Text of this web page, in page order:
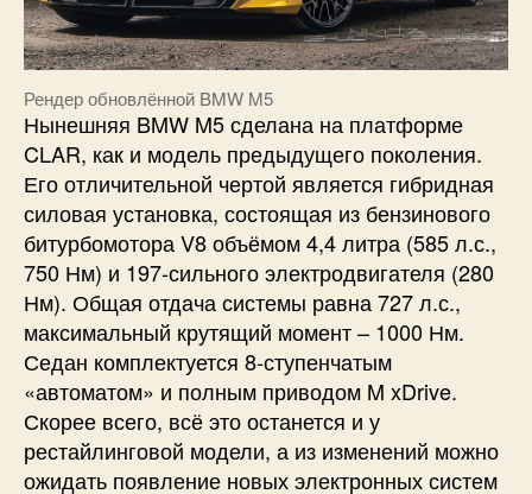
Рендер обновлённой BMW M5
Нынешняя BMW M5 сделана на платформе
CLAR, как и модель предыдущего поколения.
Его отличительной чертой является гибридная
силовая установка, состоящая из бензинового
битурбомотора V8 объёмом 4,4 литра (585 л.с.,
750 Нм) и 197-сильного электродвигателя (280
Нм). Общая отдача системы равна 727 л.с.,
максимальный крутящий момент – 1000 Нм.
Седан комплектуется 8-ступенчатым
«автоматом» и полным приводом M xDrive.
Скорее всего, всё это останется и у
рестайлинговой модели, а из изменений можно
ожидать появление новых электронных систем